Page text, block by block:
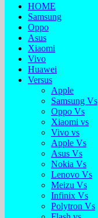
HOME
Samsung
Oppo
Asus
Xiaomi
Vivo
Huawei
Versus
Apple
Samsung Vs
Oppo Vs
Xiaomi vs
Vivo vs
Apple Vs
Asus Vs
Nokia Vs
Lenovo Vs
Meizu Vs
Infinix Vs
Polytron Vs